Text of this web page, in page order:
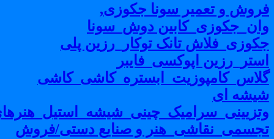
و تعمیر سونا جکوزی,
دوش_سونا
تانک توکار_رزین پلی
اپوکسی_فایبر
ای
و صنایع دستی/فروش